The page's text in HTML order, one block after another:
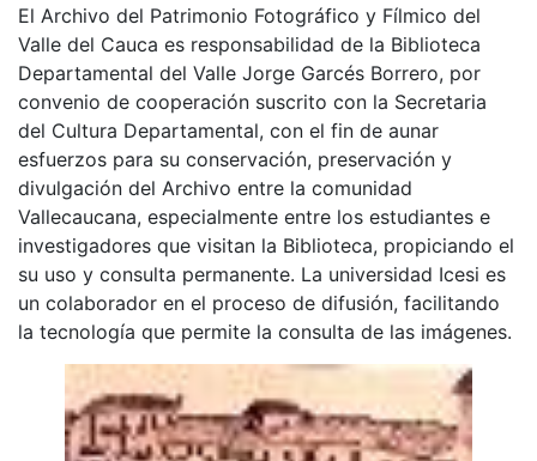
El Archivo del Patrimonio Fotográfico y Fílmico del
Valle del Cauca es responsabilidad de la Biblioteca
Departamental del Valle Jorge Garcés Borrero, por
convenio de cooperación suscrito con la Secretaria
del Cultura Departamental, con el fin de aunar
esfuerzos para su conservación, preservación y
divulgación del Archivo entre la comunidad
Vallecaucana, especialmente entre los estudiantes e
investigadores que visitan la Biblioteca, propiciando el
su uso y consulta permanente. La universidad Icesi es
un colaborador en el proceso de difusión, facilitando
la tecnología que permite la consulta de las imágenes.